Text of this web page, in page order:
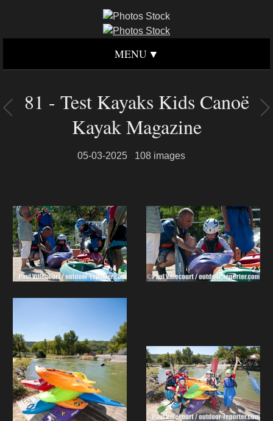
MENU
81 - Test Kayaks Kids Canoë
Kayak Magazine
05-03-2025 108 images